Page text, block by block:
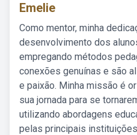
Emelie
Como mentor, minha
desenvolvimento dos
empregando métodos
conexões genuínas e são
e paixão. Minha missão é
sua jornada para se
utilizando abordagens
pelas principais